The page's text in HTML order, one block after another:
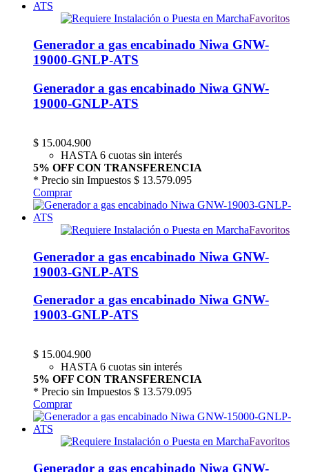
Favoritos
Generador a gas encabinado Niwa GNW-
19000-GNLP-ATS
Generador a gas encabinado Niwa GNW-
19000-GNLP-ATS
$ 15.004.900
HASTA 6 cuotas sin interés
5% OFF CON TRANSFERENCIA
* Precio sin Impuestos $ 13.579.095
Comprar
Favoritos
Generador a gas encabinado Niwa GNW-
19003-GNLP-ATS
Generador a gas encabinado Niwa GNW-
19003-GNLP-ATS
$ 15.004.900
HASTA 6 cuotas sin interés
5% OFF CON TRANSFERENCIA
* Precio sin Impuestos $ 13.579.095
Comprar
Favoritos
Generador a gas encabinado Niwa GNW-